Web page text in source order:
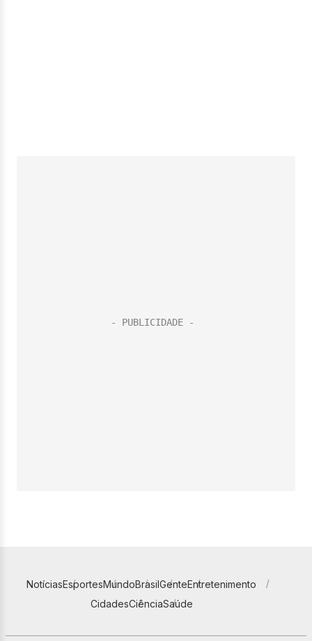
NotíciasEsportesMundoBrasilGenteEntretenimento
CidadesCiênciaSaúde